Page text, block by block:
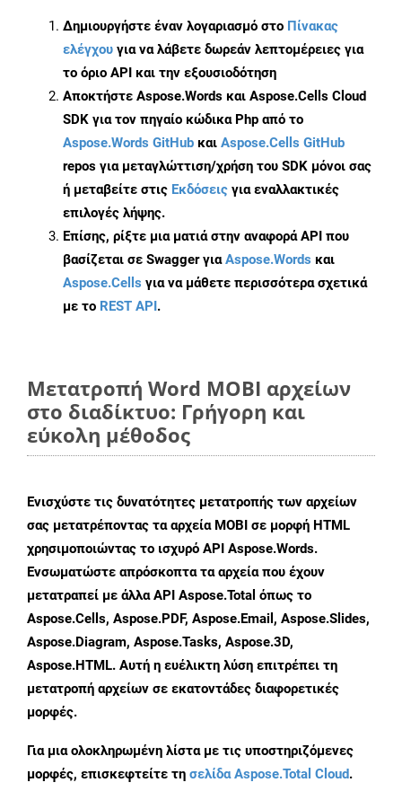
Δημιουργήστε έναν λογαριασμό στο Πίνακας
ελέγχου για να λάβετε δωρεάν λεπτομέρειες για
το όριο API και την εξουσιοδότηση
Αποκτήστε Aspose.Words και Aspose.Cells Cloud
SDK για τον πηγαίο κώδικα Php από το
Aspose.Words GitHub και Aspose.Cells GitHub
repos για μεταγλώττιση/χρήση του SDK μόνοι σας
ή μεταβείτε στις Εκδόσεις για εναλλακτικές
επιλογές λήψης.
Επίσης, ρίξτε μια ματιά στην αναφορά API που
βασίζεται σε Swagger γιαAspose.Words και
Aspose.Cells για να μάθετε περισσότερα σχετικά
με το REST API.
Μετατροπή Word MOBI αρχείων
στο διαδίκτυο: Γρήγορη και
εύκολη μέθοδος
Ενισχύστε τις δυνατότητες μετατροπής των αρχείων
σας μετατρέποντας τα αρχεία MOBI σε μορφή HTML
χρησιμοποιώντας το ισχυρό API Aspose.Words.
Ενσωματώστε απρόσκοπτα τα αρχεία που έχουν
μετατραπεί με άλλα API Aspose.Total όπως το
Aspose.Cells, Aspose.PDF, Aspose.Email, Aspose.Slides,
Aspose.Diagram, Aspose.Tasks, Aspose.3D,
Aspose.HTML. Αυτή η ευέλικτη λύση επιτρέπει τη
μετατροπή αρχείων σε εκατοντάδες διαφορετικές
μορφές.
Για μια ολοκληρωμένη λίστα με τις υποστηριζόμενες
μορφές, επισκεφτείτε τη σελίδα Aspose.Total Cloud.